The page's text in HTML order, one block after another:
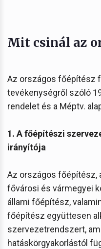
Mit csinál az
Az országos főépítész
tevékenységről szóló
rendelet és a Méptv.
1. A főépítészi
irányítója
Az országos főépítész,
fővárosi és vármegyei
állami főépítész,
főépítész együttesen
szervezetrendszert,
hatáskörgyakorlástól